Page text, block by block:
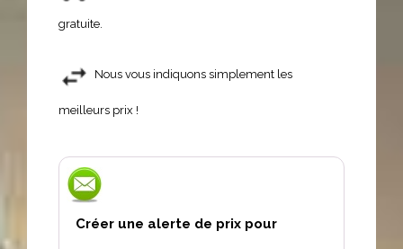
gratuite.
Nous vous indiquons simplement les
meilleurs prix !
Créer une alerte de prix pour